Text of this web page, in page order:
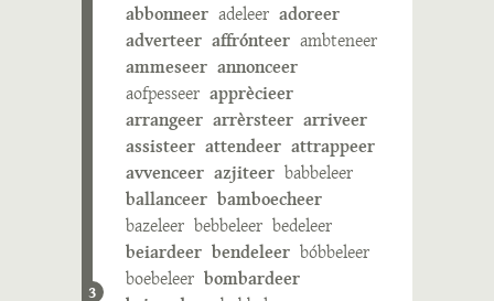
3
abbonneer adeleer adoreer
adverteer affrónteer ambteneer
ammeseer annonceer
aofpesseer apprècieer
arrangeer arrèrsteer arriveer
assisteer attendeer attrappeer
avvenceer azjiteer babbeleer
ballanceer bamboecheer
bazeleer bebbeleer bedeleer
beiardeer bendeleer bóbbeleer
boebeleer bombardeer